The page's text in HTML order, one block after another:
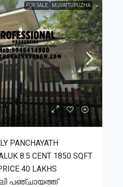
FOR SALE MUVATTUPUZHA
PANCHAYATH
8.5 CENT 1850 SQFT
40 LAKHS
പഞ്ചായത്ത്